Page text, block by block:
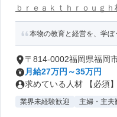
ｂｒｅａｋｔｈｒｏｕｇｈ
本物の教育と経営を、学ぼ
〒814-0002福岡県福岡
月給27万円～35万円
求めている人材 【必須
業界未経験歓迎 主婦・主夫